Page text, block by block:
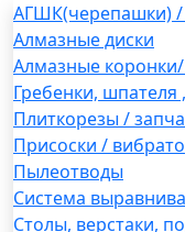
АГШК(черепашки) /
Алмазные диски
Алмазные
Гребенки, шпателя
Плиткорезы /
Присоски /
Пылеотводы
Система
Столы, верстаки,